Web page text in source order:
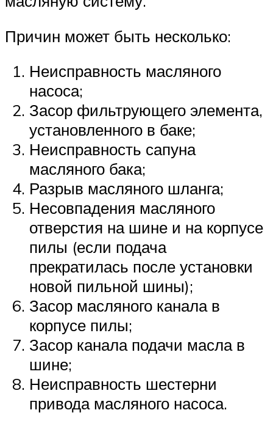
Причин может быть несколько:
Неисправность масляного
насоса;
Засор фильтрующего элемента,
установленного в баке;
Неисправность сапуна
масляного бака;
Разрыв масляного шланга;
Несовпадения масляного
отверстия на шине и на корпусе
пилы (если подача
прекратилась после установки
новой пильной шины);
Засор масляного канала в
корпусе пилы;
Засор канала подачи масла в
шине;
Неисправность шестерни
привода масляного насоса.